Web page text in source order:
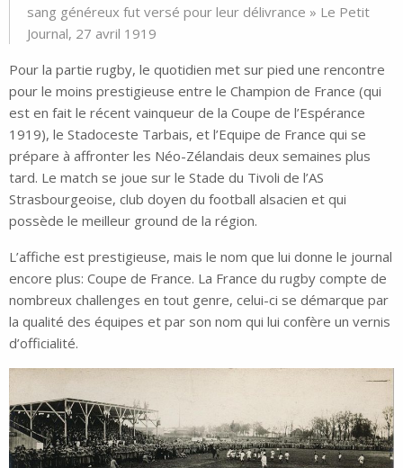
sang généreux fut versé pour leur délivrance » Le Petit
Journal, 27 avril 1919
Pour la partie rugby, le quotidien met sur pied une rencontre
pour le moins prestigieuse entre le Champion de France (qui
est en fait le récent vainqueur de la Coupe de l’Espérance
1919), le Stadoceste Tarbais, et l’Equipe de France qui se
prépare à affronter les Néo-Zélandais deux semaines plus
tard. Le match se joue sur le Stade du Tivoli de l’AS
Strasbourgeoise, club doyen du football alsacien et qui
possède le meilleur ground de la région.
L’affiche est prestigieuse, mais le nom que lui donne le journal
encore plus: Coupe de France. La France du rugby compte de
nombreux challenges en tout genre, celui-ci se démarque par
la qualité des équipes et par son nom qui lui confère un vernis
d’officialité.